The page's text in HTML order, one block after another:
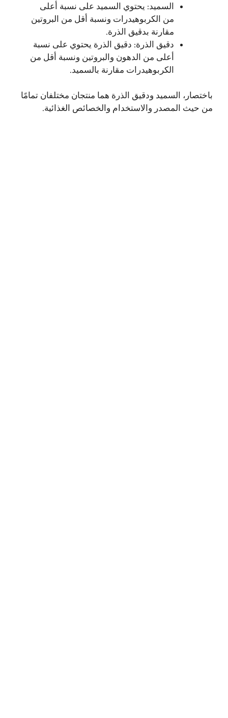
السميد: يحتوي السميد على نسبة أعلى
من الكربوهيدرات ونسبة أقل من البروتين
مقارنة بدقيق الذرة.
دقيق الذرة: دقيق الذرة يحتوي على نسبة
أعلى من الدهون والبروتين ونسبة أقل من
الكربوهيدرات مقارنة بالسميد.
باختصار، السميد ودقيق الذرة هما منتجان مختلفان تمامًا
من حيث المصدر والاستخدام والخصائص الغذائية.